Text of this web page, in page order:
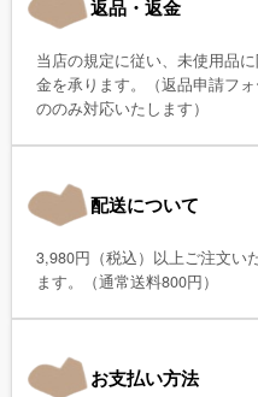
返品・返金
当店の規定に従い、未使用品
金を承ります。（返品申請フ
ののみ対応いたします）
配送について
3,980円（税込）以上ご注文い
ます。（通常送料800円）
お支払い方法